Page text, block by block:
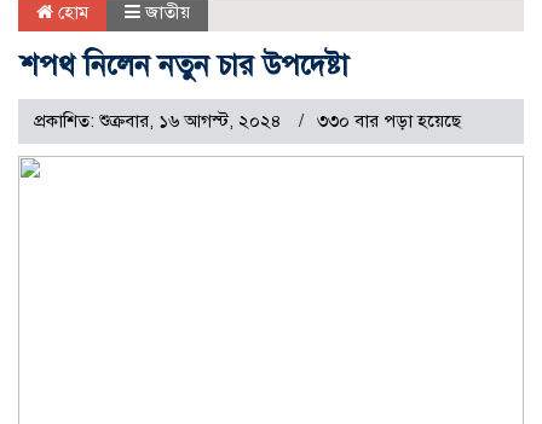
হোম জাতীয়
শপথ নিলেন নতুন চার উপদেষ্টা
প্রকাশিত: শুক্রবার, ১৬ আগস্ট, ২০২৪ ৩৩০ বার পড়া হয়েছে